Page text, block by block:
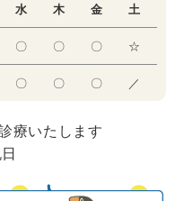
水 木 金 土
〇 〇 〇 ☆
〇 〇 〇 ／
療いたします